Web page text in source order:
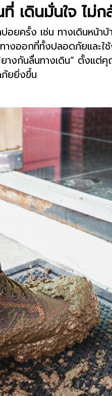
เดินมั่นใจ ไม่
ยครั้ง เช่น ทางเดินหน้า
างออกที่ทั้งปลอดภัยและ
างกันลื่นทางเดิน” ตั้งแ
ยยิ่งขึ้น